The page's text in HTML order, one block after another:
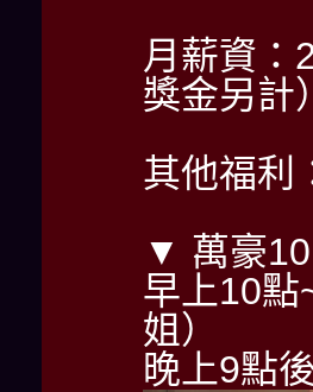
月薪資：
獎金另計
其他福利
▼ 萬豪
早上10點
姐）
晚上9點